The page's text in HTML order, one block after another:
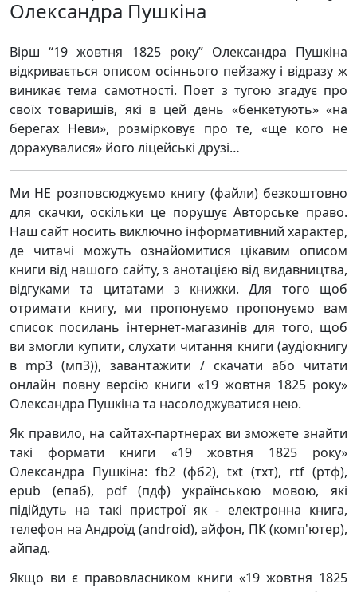
Олександра Пушкіна
Вірш “19 жовтня 1825 року” Олександра Пушкіна
відкривається описом осіннього пейзажу і відразу ж
виникає тема самотності. Поет з тугою згадує про
своїх товаришів, які в цей день «бенкетують» «на
берегах Неви», розмірковує про те, «ще кого не
дорахувалися» його ліцейські друзі…
Ми НЕ розповсюджуємо книгу (файли) безкоштовно
для скачки, оскільки це порушує Авторське право.
Наш сайт носить виключно інформативний характер,
де читачі можуть ознайомитися цікавим описом
книги від нашого сайту, з анотацією від видавництва,
відгуками та цитатами з книжки. Для того щоб
отримати книгу, ми пропонуємо пропонуємо вам
список посилань інтернет-магазинів для того, щоб
ви змогли купити, слухати читання книги (аудіокнигу
в mp3 (мп3)), завантажити / скачати або читати
онлайн повну версію книги «19 жовтня 1825 року»
Олександра Пушкіна та насолоджуватися нею.
Як правило, на сайтах-партнерах ви зможете знайти
такі формати книги «19 жовтня 1825 року»
Олександра Пушкіна: fb2 (фб2), txt (тхт), rtf (ртф),
epub (епаб), pdf (пдф) українською мовою, які
підійдуть на такі пристрої як - електронна книга,
телефон на Андроїд (android), айфон, ПК (комп'ютер),
айпад.
Якщо ви є правовласником книги «19 жовтня 1825